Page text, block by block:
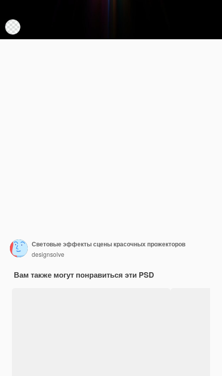
Световые эффекты сцены красочных прожекторов
designsolve
Вам также могут понравиться эти PSD